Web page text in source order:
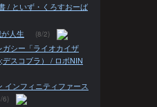
といず・くろすおーば
人生 (8/2)
シー「ライオカイザ
スコブラ） / ロボNIN
インフィニティファース
6)